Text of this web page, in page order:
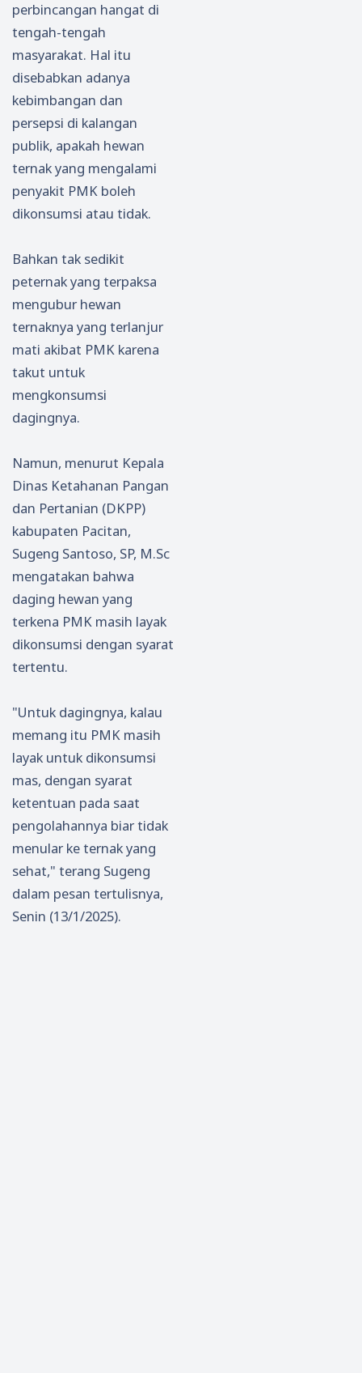
di ke
ah
Gene
di
Sekto
Perta
nian
Kemi
Kepal
a BP-
n,
Budi
man
Sudja
tmik
o
ngi
Kabu
Pacit
an
m
Tahu
n
perbincangan hangat di
tengah-tengah
masyarakat. Hal itu
disebabkan adanya
kebimbangan dan
persepsi di kalangan
publik, apakah hewan
ternak yang mengalami
penyakit PMK boleh
dikonsumsi atau tidak.
Bahkan tak sedikit
peternak yang terpaksa
mengubur hewan
ternaknya yang terlanjur
mati akibat PMK karena
takut untuk
mengkonsumsi
dagingnya.
Namun, menurut Kepala
Dinas Ketahanan Pangan
dan Pertanian (DKPP)
kabupaten Pacitan,
Sugeng Santoso, SP, M.Sc
mengatakan bahwa
daging hewan yang
terkena PMK masih layak
dikonsumsi dengan syarat
tertentu.
"Untuk dagingnya, kalau
memang itu PMK masih
layak untuk dikonsumsi
mas, dengan syarat
ketentuan pada saat
pengolahannya biar tidak
menular ke ternak yang
sehat," terang Sugeng
dalam pesan tertulisnya,
Senin (13/1/2025).